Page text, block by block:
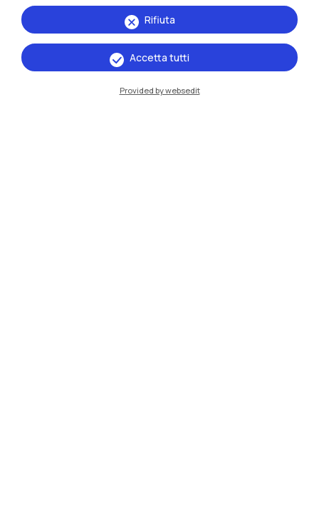
IT EN
Sedi
Milano Leonardo
Rifiuta
Accetta tutti
Provided by websedit